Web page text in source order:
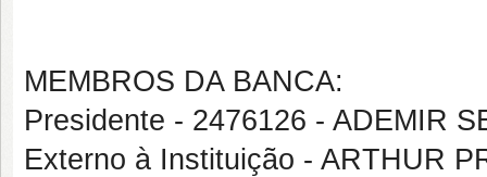
MEMBROS DA BANCA:
Presidente - 2476126 - ADEMIR
Externo à Instituição - ARTHUR